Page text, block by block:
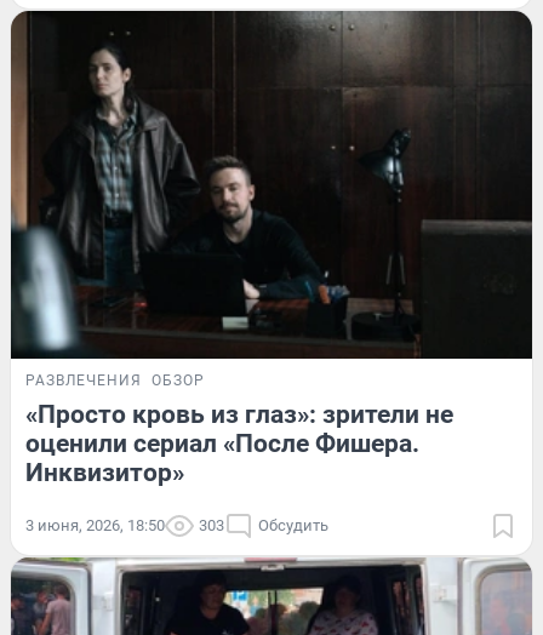
РАЗВЛЕЧЕНИЯ ОБЗОР
«Просто кровь из глаз»: зрители не
оценили сериал «После Фишера.
Инквизитор»
3 июня, 2026, 18:50 303 Обсудить